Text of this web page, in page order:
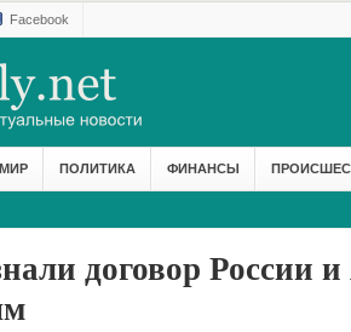
Facebook
МИР ПОЛИТИКА ФИНАНСЫ
договор России и